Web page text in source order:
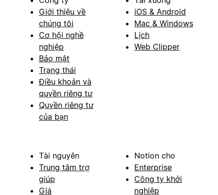
Giới thiệu về
chúng tôi
Cơ hội nghề
nghiệp
Bảo mật
Trạng thái
Điều khoản và
quyền riêng tư
Quyền riêng tư
của bạn
iOS & Android
Mac & Windows
Lịch
Web Clipper
Tài nguyên
Trung tâm trợ
giúp
Giá
Notion cho
Enterprise
Công ty khởi
nghiệp